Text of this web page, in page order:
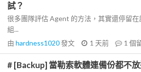
試？
很多團隊評估 Agent 的方法，其實還停留
組...
由 hardness1020發文 1 天前 1 個
# [Backup] 當勒索軟體連備份都不